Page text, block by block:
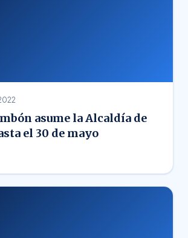
asume la Alcaldía de
el 30 de mayo